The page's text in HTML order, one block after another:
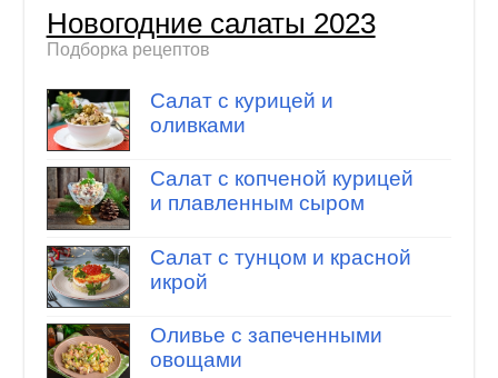
Новогодние салаты 2023
Подборка рецептов
Салат с курицей и
оливками
Салат с копченой курицей
и плавленным сыром
Салат с тунцом и красной
икрой
Оливье с запеченными
овощами